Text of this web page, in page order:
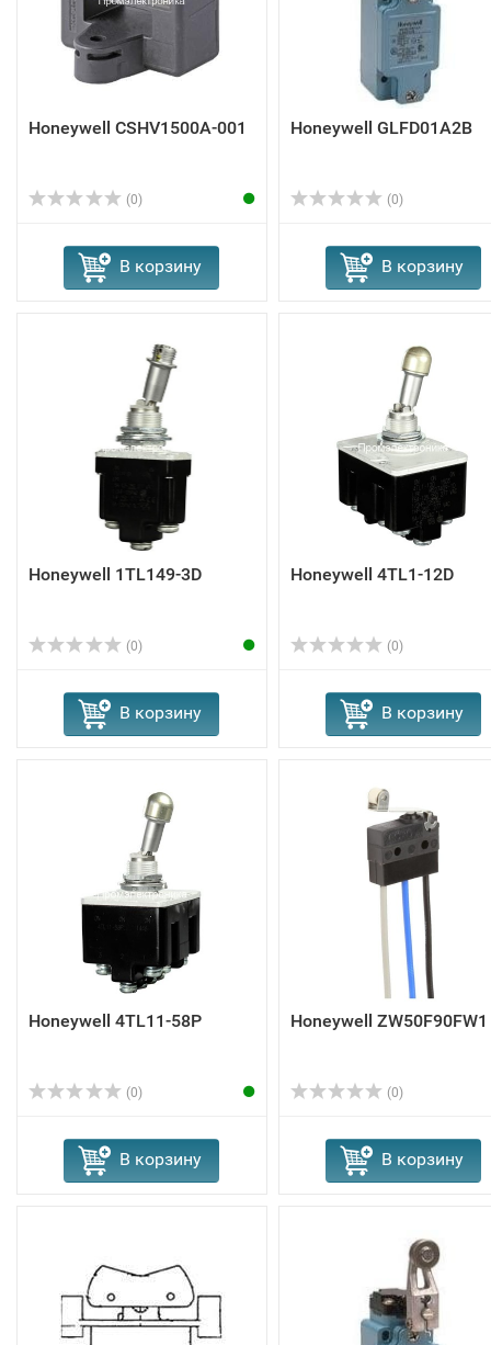
Honeywell CSHV1500A-001
(0)
В корзину
Honeywell GLFD01A2B
(0)
В корзину
Honeywell 1TL149-3D
(0)
В корзину
Honeywell 4TL1-12D
(0)
В корзину
Honeywell 4TL11-58P
(0)
В корзину
Honeywell ZW50F90FW1
(0)
В корзину